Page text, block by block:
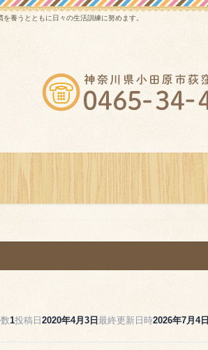
養うとともに日々の生活訓練に努めます。
1投稿日 2020年4月3日 最終更新日時2026年7月4日